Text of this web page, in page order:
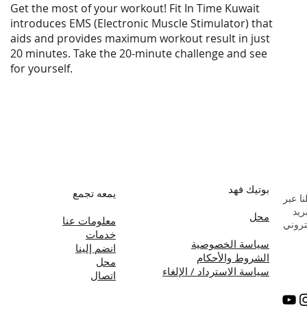
Get the most of your workout! Fit In Time Kuwait
introduces EMS (Electronic Muscle Stimulator) that
aids and provides maximum workout result in just
20 minutes. Take the 20-minute challenge and see
for yourself.
يمعه تجمع
معلومات عنا
خدمات
انضم إلينا
محل
اتصال
بوتيك فهد
محل
سياسة الخصوصية
الشروط والأحكام
سياسة الاسترداد / الإلغاء
عبر